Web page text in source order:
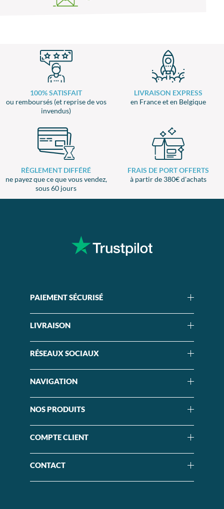
100% SATISFAIT
ou remboursés (et reprise de vos
invendus)
LIVRAISON EXPRESS
en France et en Belgique
RÈGLEMENT DIFFÉRÉ
ne payez que ce que vous vendez,
sous 60 jours
FRAIS DE PORT OFFERTS
à partir de 380€ d'achats
PAIEMENT SÉCURISÉ
LIVRAISON
RÉSEAUX SOCIAUX
NAVIGATION
NOS PRODUITS
COMPTE CLIENT
CONTACT